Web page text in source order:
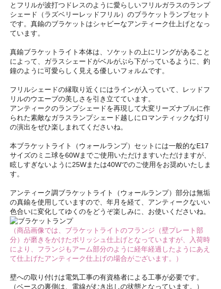
とフリルが波打つドレスのように愛らしいフリルガラスのランプ
シェード（ラズベリーレッドフリル）のブラケットランプセット
です。真鍮のブラケットはシャビーなアンティーク仕上げとなっ
ています。
真鍮ブラケットライト本体は、ソケットの上にリングがあること
によって、ガラスシェードがベルがぶら下がっているように、釣
鐘のように可愛らしく見える優しいフォルムです。
フリルシェードの縁取り近くにはラインが入っていて、レッドフ
リルのウエーブの美しさを引き立てています。
アンティークのランプシェードを再現して大変リーズナブルに作
られた素敵なガラスランプシェード越しにロマンティックな灯り
の演出をぜひ楽しまれてくださいね。
本ブラケットライト（ウォールランプ）セットには一般的なE17
サイズのミニ球を60Wまでご使用いただけますいただけますが、
眩しすぎないように25Wまたは40Wでのご使用をお奨めいたしま
す。
アンティーク調ブラケットライト（ウォールランプ）部分は無垢
の真鍮を使用していますので、年月を経て、アンティークないい
色合いに変化してゆくのをどうぞ楽しみに、お使いくださいね。
（商品画像では、ブラケットライトのフランジ（壁プレート部
分）が磨きをかけたポリッシュ仕上げとなっていますが、入荷時
により、フランジもアーム部分のように経年経過したようにあえ
て仕上げたアンティーク仕上げの場合がございます。）
壁への取り付けは電気工事の有資格者による工事が必要です。
（ベースの裏側は、電線がむき出しの状態となっています。）